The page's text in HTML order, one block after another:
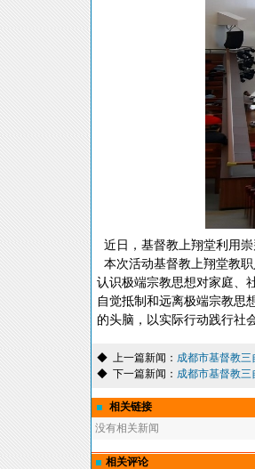
近日，基督教上翔堂利用
本次活动基督教上翔堂教
认识极端宗教思想对家庭、
自觉抵制和远离极端宗教思
的头脑，以实际行动践行社
◆ 上一篇新闻： 成都市基督教
◆ 下一篇新闻： 成都市基督教
相关链接
没有相关新闻
相关评论